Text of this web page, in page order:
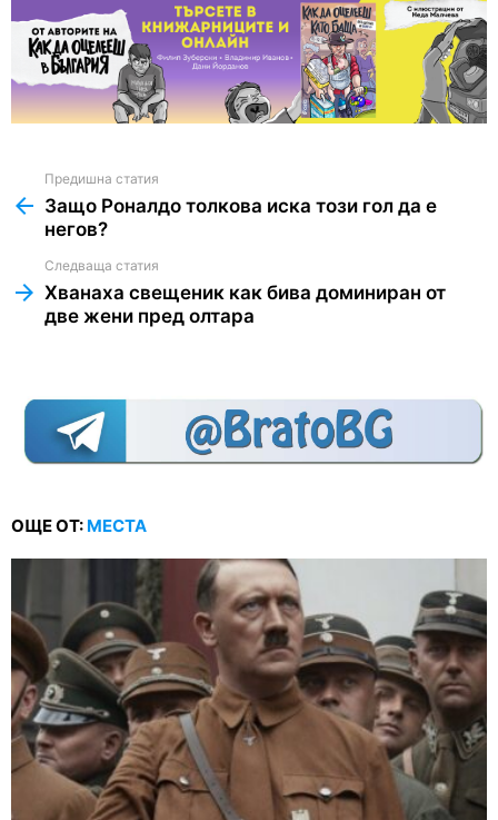
more
Предишна статия
Защо Роналдо толкова иска този гол да е
негов?
Следваща статия
Хванаха свещеник как бива доминиран от
две жени пред олтара
ОЩЕ ОТ: МЕСТА